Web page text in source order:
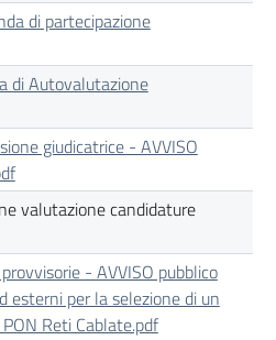
di partecipazione
di Autovalutazione
giudicatrice - AVVISO
valutazione candidature
- AVVISO pubblico
esterni per la selezione di un
Reti Cablate.pdf